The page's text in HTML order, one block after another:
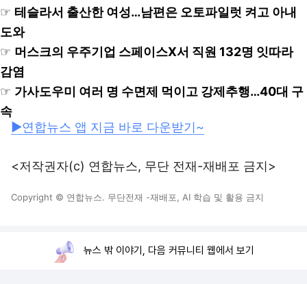
☞ 테슬라서 출산한 여성…남편은 오토파일럿 켜고 아내
도와
☞ 머스크의 우주기업 스페이스X서 직원 132명 잇따라
감염
☞ 가사도우미 여러 명 수면제 먹이고 강제추행…40대 구
속
▶연합뉴스 앱 지금 바로 다운받기~
<저작권자(c) 연합뉴스, 무단 전재-재배포 금지>
Copyright © 연합뉴스. 무단전재 -재배포, AI 학습 및 활용 금지
뉴스 밖 이야기, 다음 커뮤니티 웹에서 보기